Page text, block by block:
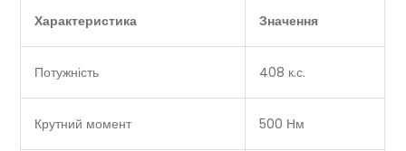
Характеристика Значення
Потужність 408 к.с.
Крутний момент 500 Нм